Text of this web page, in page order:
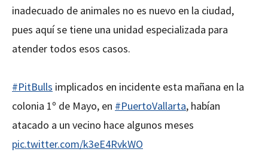
inadecuado de animales no es nuevo en la ciudad,
pues aquí se tiene una unidad especializada para
atender todos esos casos.
#PitBulls implicados en incidente esta mañana en la
colonia 1º de Mayo, en #PuertoVallarta, habían
atacado a un vecino hace algunos meses
pic.twitter.com/k3eE4RvkWO